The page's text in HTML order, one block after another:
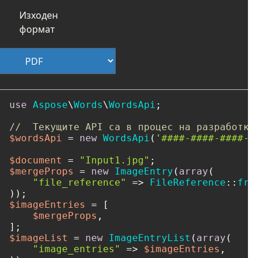
Изходен
формат
use Aspose\Words\WordsApi ;
//  Текущите API са в процес на разработка.
$wordsApi = new WordsApi ( '####-####-####-
$document
= "Input1.jpg"
$mergeProps
= new ImageEntry ( array (
"file_reference"
=> FileReference ::
$imageEntries
= [
$mergeProps ,
$imageList
= new ImageEntryList ( array (
"image_entries"
=> $imageEntries ,